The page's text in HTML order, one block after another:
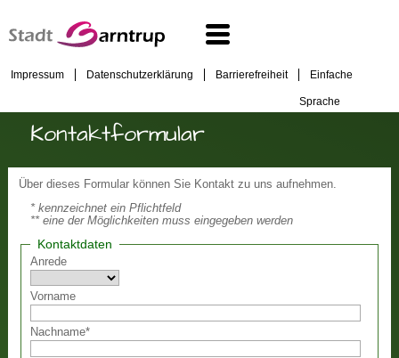
Impressum Datenschutzerklärung Barrierefreiheit Einfache
Sprache
Kontaktformular
Über dieses Formular können Sie Kontakt zu uns aufnehmen.
* kennzeichnet ein Pflichtfeld
** eine der Möglichkeiten muss eingegeben werden
Kontaktdaten
Anrede
Vorname
Nachname*